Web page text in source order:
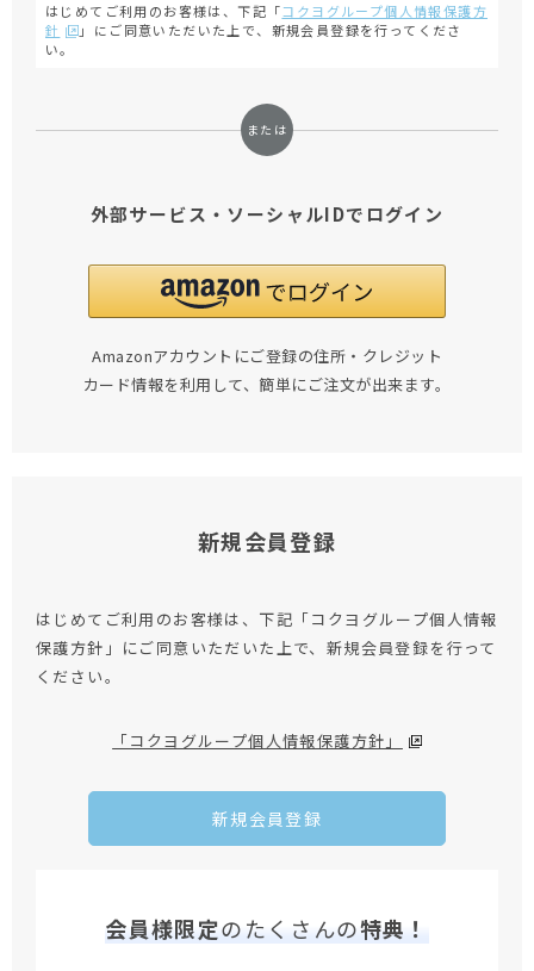
はじめてご利用のお客様は、下記「コクヨグループ個人情報保護方
針
」にご同意いただいた上で、新規会員登録を行ってくださ
い。
外部サービス・ソーシャルIDでログイン
Amazonアカウントにご登録の住所・クレジット
カード情報を利用して、簡単にご注文が出来ます。
新規会員登録
はじめてご利用のお客様は、下記「コクヨグループ個人情報
保護方針」にご同意いただいた上で、新規会員登録を行って
ください。
「コクヨグループ個人情報保護方針」
新規会員登録
会員様限定のたくさんの特典！